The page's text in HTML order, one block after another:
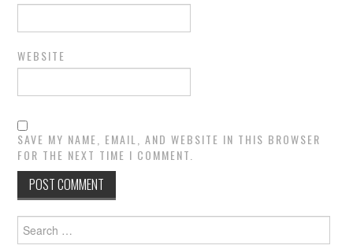
WEBSITE
SAVE MY NAME, EMAIL, AND WEBSITE IN THIS BROWSER
FOR THE NEXT TIME I COMMENT.
Search
for: